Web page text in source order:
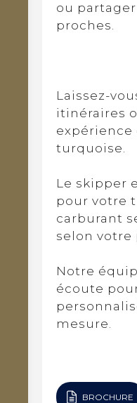
ou
proches.
Laissez-
itinéraires
expérience
turquoise.
Le skipper
pour votre
carburant
selon votre
Notre
écoute
mesure.
BROCHURE